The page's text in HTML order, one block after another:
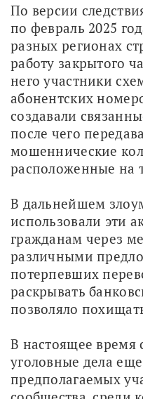
По версии
по февраль 2025
разных регионах
работу закрытого
него участники
абонентских
создавали
после чего
мошеннические
расположенные на
В дальнейшем
использовали эти
гражданам через
различными
потерпевших
раскрывать
позволяло
В настоящее время
уголовные дела
предполагаемых